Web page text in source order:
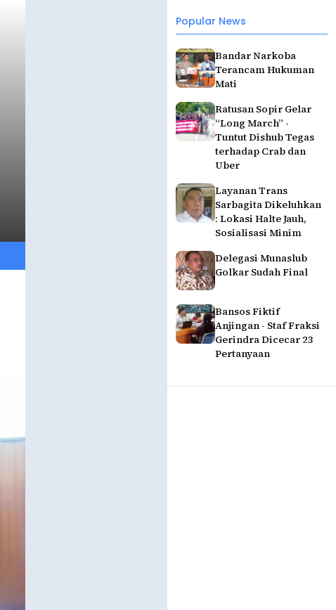
Popular News
Bandar Narkoba
Terancam Hukuman
Mati
Ratusan Sopir Gelar
“Long March” -
Tuntut Dishub Tegas
terhadap Crab dan
Uber
Layanan Trans
Sarbagita Dikeluhkan
: Lokasi Halte Jauh,
Sosialisasi Minim
Delegasi Munaslub
Golkar Sudah Final
Bansos Fiktif
Anjingan - Staf Fraksi
Gerindra Dicecar 23
Pertanyaan